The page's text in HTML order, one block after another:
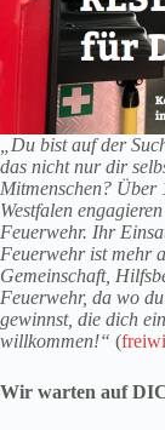
„Du bist auf der
das nicht nur dir
Mitmenschen? Über
Westfalen
Feuerwehr. Ihr
Feuerwehr ist mehr
Gemeinschaft,
Feuerwehr, da wo
gewinnst, die dich
willkommen!“ (
Wir warten auf